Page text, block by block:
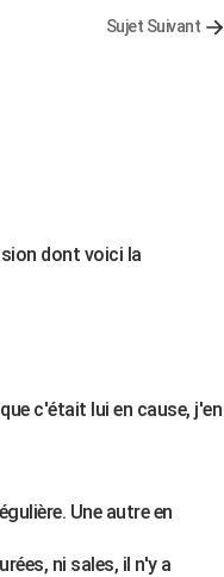
Sujet Suivant
dont voici la
c'était lui en cause, j'en
Une autre en
ni sales, il n'y a